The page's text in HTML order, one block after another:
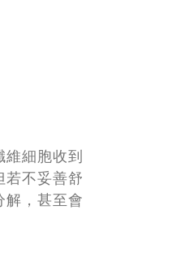
維細胞收到
若不妥善舒
解，甚至會